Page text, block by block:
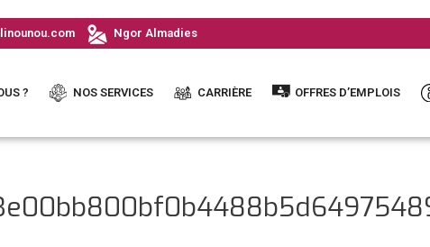
Ngor Almadies
? NOS SERVICES CARRIÈRE OFFRES D’EMPLOIS